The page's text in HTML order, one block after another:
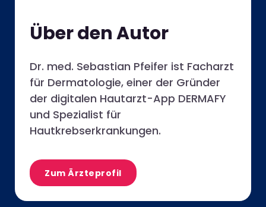
Über den Autor
Dr. med. Sebastian Pfeifer ist Facharzt
für Dermatologie, einer der Gründer
der digitalen Hautarzt-App DERMAFY
und Spezialist für
Hautkrebserkrankungen.
Zum Ärzteprofil